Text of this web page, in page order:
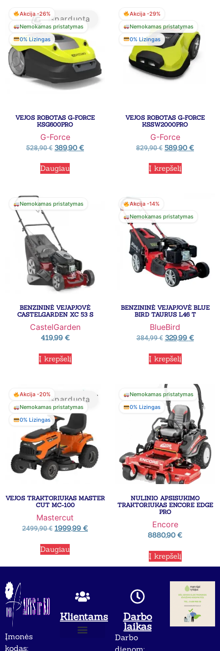
Akcija -26%
Nemokamas pristatymas
0% Lizingas
Išparduota
VEJOS ROBOTAS G-FORCE
KSG600PRO
G-Force
528,90€ 389,90€
Daugiau
Akcija -29%
Nemokamas pristatymas
0% Lizingas
VEJOS ROBOTAS G-FORCE
KSSW2000PRO
G-Force
829,90€ 589,90€
Į krepšelį
Nemokamas pristatymas
BENZININĖ VEJAPJOVĖ
CASTELGARDEN XC 53 S
CastelGarden
419,99 €
Į krepšelį
Akcija -14%
Nemokamas pristatymas
BENZININĖ VEJAPJOVĖ BLUE
BIRD TAURUS L46 T
BlueBird
384,99€ 329,99 €
Į krepšelį
Akcija -20%
Nemokamas pristatymas
0% Lizingas
Išparduota
VEJOS TRAKTORIUKAS MASTER
CUT MC-100
Mastercut
2499,90€ 1999,99 €
Daugiau
Nemokamas pristatymas
0% Lizingas
NULINIO APSISUKIMO
TRAKTORIUKAS ENCORE EDGE
PRO
Encore
8880,90€
Į krepšelį
Įmonės
kodas:
Klientams
Darbo
laikas
Darbo